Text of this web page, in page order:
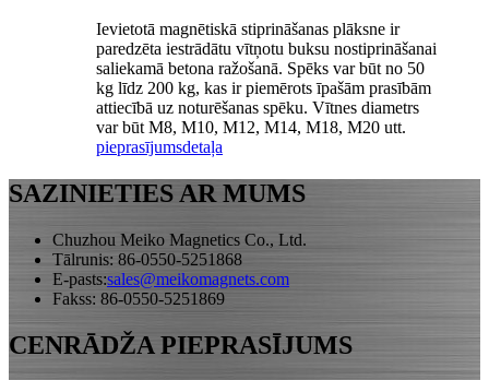
Ievietotā magnētiskā stiprināšanas plāksne ir
paredzēta iestrādātu vītņotu buksu nostiprināšanai
saliekamā betona ražošanā. Spēks var būt no 50
kg līdz 200 kg, kas ir piemērots īpašām prasībām
attiecībā uz noturēšanas spēku. Vītnes diametrs
var būt M8, M10, M12, M14, M18, M20 utt.
pieprasījumsdetaļa
SAZINIETIES AR MUMS
Chuzhou Meiko Magnetics Co., Ltd.
Tālrunis: 86-0550-5251868
E-pasts:sales@meikomagnets.com
Fakss: 86-0550-5251869
CENRĀDŽA PIEPRASĪJUMS